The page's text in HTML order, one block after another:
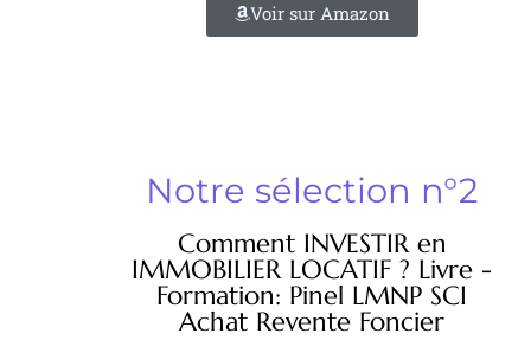
Voir sur Amazon
Notre sélection n°2
Comment INVESTIR en
IMMOBILIER LOCATIF ? Livre -
Formation: Pinel LMNP SCI
Achat Revente Foncier